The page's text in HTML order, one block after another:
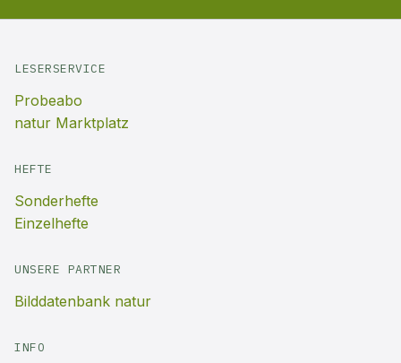
LESERSERVICE
Probeabo
natur Marktplatz
HEFTE
Sonderhefte
Einzelhefte
UNSERE PARTNER
Bilddatenbank natur
INFO